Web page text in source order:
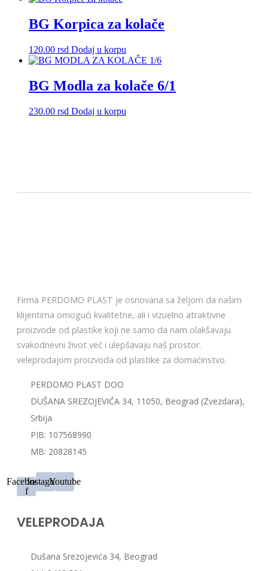
BG Korpica za kolače
120.00 rsd Dodaj u korpu
BG Modla za kolače 6/1
230.00 rsd Dodaj u korpu
Firma PERDOMO PLAST je osnovana sa željom da našim
klijentima omogući kvalitetne, ali i vizuelno atraktivne
proizvode od plastike koji ne samo da nam olakšavaju
svakodnevni život već i ulepšavaju naš prostor.
veleprodajom proizvoda od plastike za domaćinstvo.
PERDOMO PLAST DOO
DUŠANA SREZOJEVIĆA 34, 11050, Beograd (Zvezdara),
Srbija
PIB: 107568990
MB: 20828145
Facebook-
f
InstagramYoutube
VELEPRODAJA
Dušana Srezojevića 34, Beograd